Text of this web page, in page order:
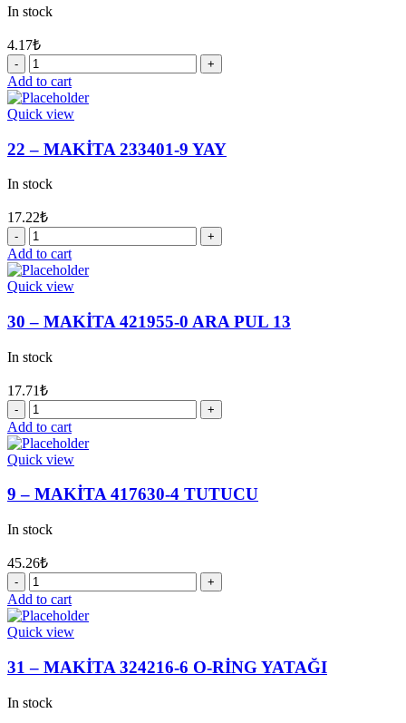
In stock
4.17₺
6
-
MAKİTA
233916-
YAY
21-
quantity
Add to cart
Quick view
22 – MAKİTA 233401-9 YAY
In stock
17.22₺
22
-
MAKİTA
233401-
YAY
quantity
Add to cart
Quick view
30 – MAKİTA 421955-0 ARA PUL 13
In stock
17.71₺
30
-
MAKİTA
421955-
ARA
PUL
quantity
Add to cart
Quick view
9 – MAKİTA 417630-4 TUTUCU
In stock
45.26₺
9
-
MAKİTA
417630-
TUTUCU
quantity
Add to cart
Quick view
31 – MAKİTA 324216-6 O-RİNG YATAĞI
In stock